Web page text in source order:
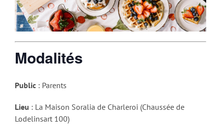
Modalités
Public : Parents
Lieu : La Maison Soralia de Charleroi (Chaussée de
Lodelinsart 100)